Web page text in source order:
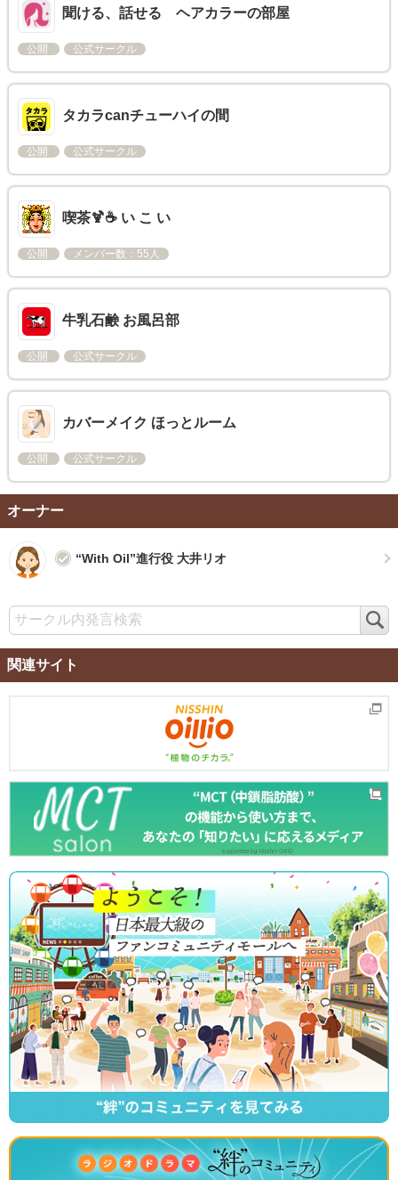
聞ける、話せる ヘアカラーの部屋
公開 公式サークル
タカラcanチューハイの間
公開 公式サークル
喫茶🍹☕ い こ い
公開 メンバー数：55人
牛乳石鹸 お風呂部
公開 公式サークル
カバーメイク ほっとルーム
公開 公式サークル
オーナー
“With Oil”進行役 大井リオ
索
関連サイト